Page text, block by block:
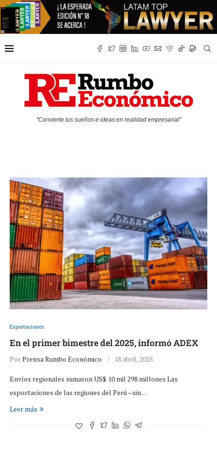
"Convierte tus sueños e ideas en realidad empresarial"
Exportaciones
En el primer bimestre del 2025, informó ADEX
PorPrensa Rumbo Económico 18 abril, 2025
Envíos regionales sumaron US$ 10 mil 298 millones Las
exportaciones de las regiones del Perú –sin…
Leer más